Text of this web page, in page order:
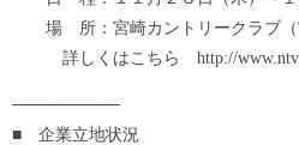
場 所：宮崎カントリークラブ（
詳しくはこちら http://
─────────
■ 企業立地状況